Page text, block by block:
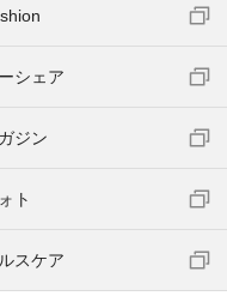
シェア
ジン
ト
スケア